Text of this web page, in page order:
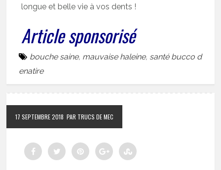
longue et belle vie à vos dents !
Article sponsorisé
bouche saine, mauvaise haleine, santé bucco d
enatire
17 SEPTEMBRE 2018 PAR TRUCS DE MEC